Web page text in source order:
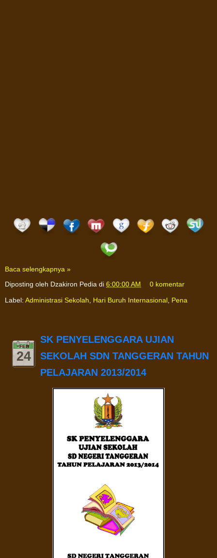
Baca selengkapnya »
Diposting oleh Dzakiron Pedia di 6:00:00 AM 0 komentar
Label: Administrasi Sekolah Hari Buruh Internasional Pena
FEB
24
SK PENYELENGGARA UJIAN
SEKOLAH SDN TANGGERAN TAHUN
PELAJARAN 2013/2014